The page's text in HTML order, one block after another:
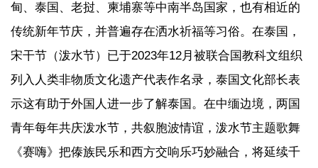
甸、泰国、老挝、柬埔寨等中南半岛国家，也有相近的
传统新年节庆，并普遍存在洒水祈福等习俗。在泰国，
宋干节（泼水节）已于2023年12月被联合国教科文组织
列入人类非物质文化遗产代表作名录，泰国文化部长表
示这有助于外国人进一步了解泰国。在中缅边境，两国
青年每年共庆泼水节，共叙胞波情谊，泼水节主题歌舞
《赛嗨》把傣族民乐和西方交响乐巧妙融合，将延续千